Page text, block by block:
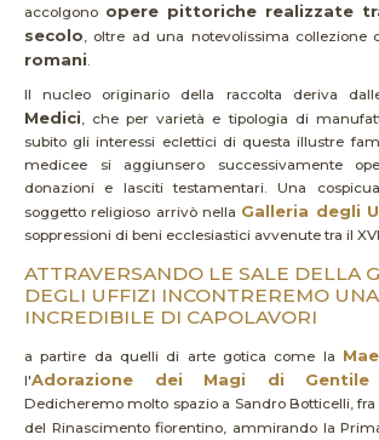
accolgono opere pittoriche realizzate
secolo, oltre ad una notevolissima collezione
romani.
Il nucleo originario della raccolta deriva
Medici, che per varietà e tipologia di
subito gli interessi eclettici di questa illustre
medicee si aggiunsero successivamente
donazioni e lasciti testamentari. Una
soggetto religioso arrivò nella Galleria degli
soppressioni di beni ecclesiastici avvenute tra il
ATTRAVERSANDO LE SALE DELLA
DEGLI UFFIZI INCONTREREMO
INCREDIBILE DI CAPOLAVORI
a partire da quelli di arte gotica come la
l'Adorazione dei Magi di Gentile
Dedicheremo molto spazio a Sandro Botticelli,
del Rinascimento fiorentino, ammirando la